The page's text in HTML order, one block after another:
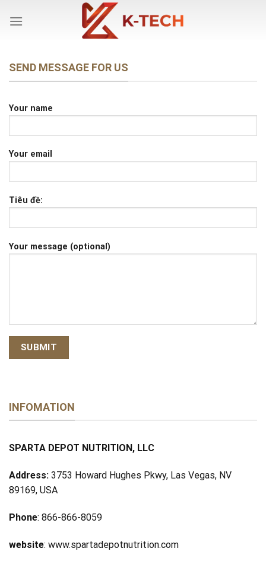
SEND MESSAGE FOR US
Your name
Your email
Tiêu đề:
Your message (optional)
INFOMATION
SPARTA DEPOT NUTRITION, LLC
Address: 3753 Howard Hughes Pkwy, Las Vegas, NV
89169, USA
Phone: 866-866-8059
website: www.spartadepotnutrition.com